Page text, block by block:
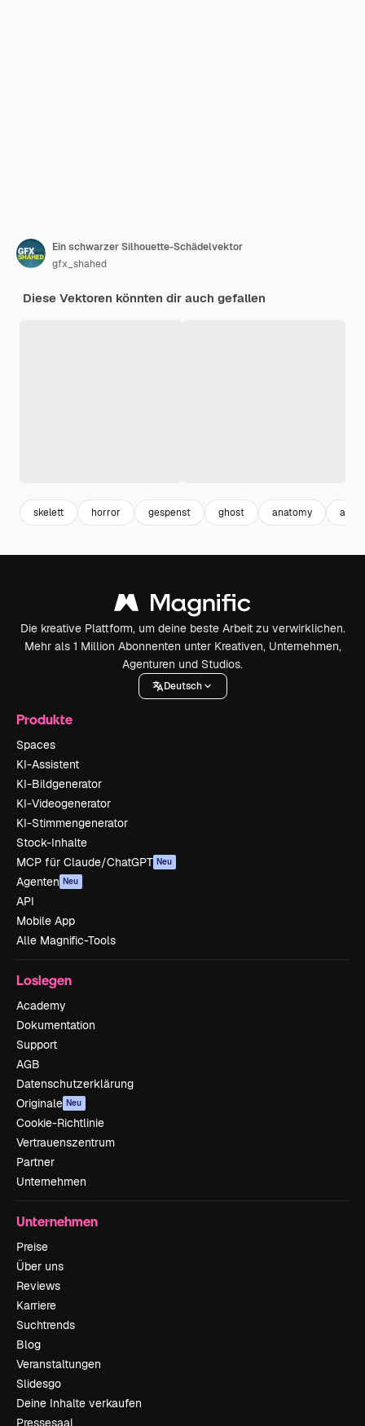
Ein schwarzer Silhouette-Schädelvektor
gfx_shahed
Diese Vektoren könnten dir auch gefallen
skelett horror gespenst ghost anatomy
Die kreative Plattform, um deine beste Arbeit zu verwirklichen.
Mehr als 1 Million Abonnenten unter Kreativen, Unternehmen,
Agenturen und Studios.
Deutsch
Produkte
Spaces
KI-Assistent
KI-Bildgenerator
KI-Videogenerator
KI-Stimmengenerator
Stock-Inhalte
MCP für Claude/ChatGPT Neu
Agenten Neu
API
Mobile App
Alle Magnific-Tools
Loslegen
Academy
Dokumentation
Support
AGB
Datenschutzerklärung
Originale Neu
Cookie-Richtlinie
Vertrauenszentrum
Partner
Unternehmen
Unternehmen
Preise
Über uns
Reviews
Karriere
Suchtrends
Blog
Veranstaltungen
Slidesgo
Deine Inhalte verkaufen
Pressesaal